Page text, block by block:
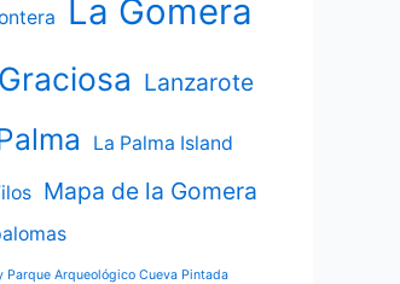
La Gomera
Lanzarote
La Palma Island
Mapa de la Gomera
Parque Arqueológico Cueva Pintada